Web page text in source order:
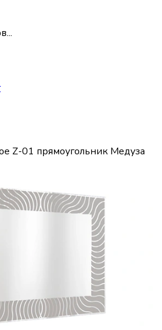
Z-01 прямоугольник Медуза